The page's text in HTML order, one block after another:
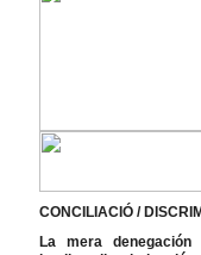
CONCILIACIÓ /
La mera